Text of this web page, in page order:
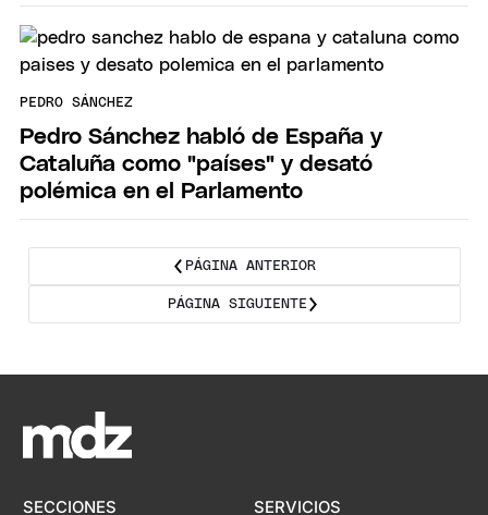
PEDRO SÁNCHEZ
Pedro Sánchez habló de España y
Cataluña como "países" y desató
polémica en el Parlamento
PÁGINA ANTERIOR
PÁGINA SIGUIENTE
SECCIONES SERVICIOS